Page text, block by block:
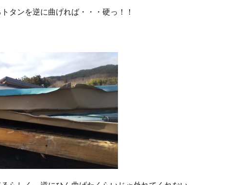
タンを逆に曲げれば・・・硬っ！！